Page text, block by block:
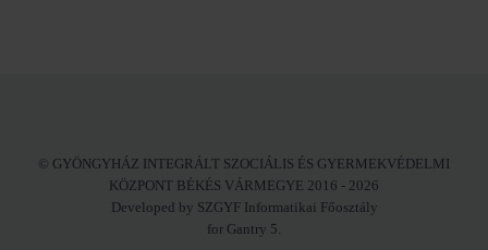
© GYÖNGYHÁZ INTEGRÁLT SZOCIÁLIS ÉS GYERMEKVÉDELMI
KÖZPONT BÉKÉS VÁRMEGYE 2016 - 2026
Developed by SZGYF Informatikai Főosztály
for Gantry 5.